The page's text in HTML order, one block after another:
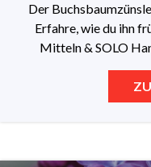
Der
Erfahre, wie du ihn
Mitteln & SOLO